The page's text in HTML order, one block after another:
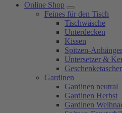
Online Shop
Feines für den Tisch
Tischwäsche
Unterdecken
Kissen
Spitzen-Anhänger
Untersetzer &
Gardinen
Gardinen neutral
Gardinen Herbst
Gardinen